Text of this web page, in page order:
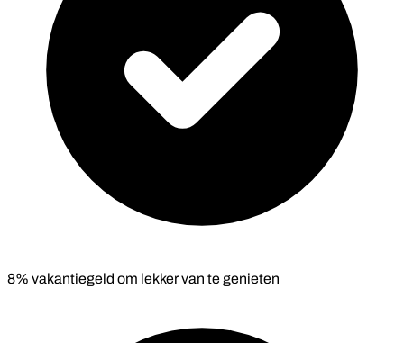
8% vakantiegeld om lekker van te genieten